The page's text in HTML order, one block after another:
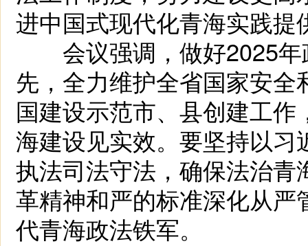
进中国式现代化青海实践提
会议强调，做好2025年
先，全力维护全省国家安
国建设示范市、县创建工作
海建设见实效。要坚持以
执法司法守法，确保法治
革精神和严的标准深化从
代青海政法铁军。